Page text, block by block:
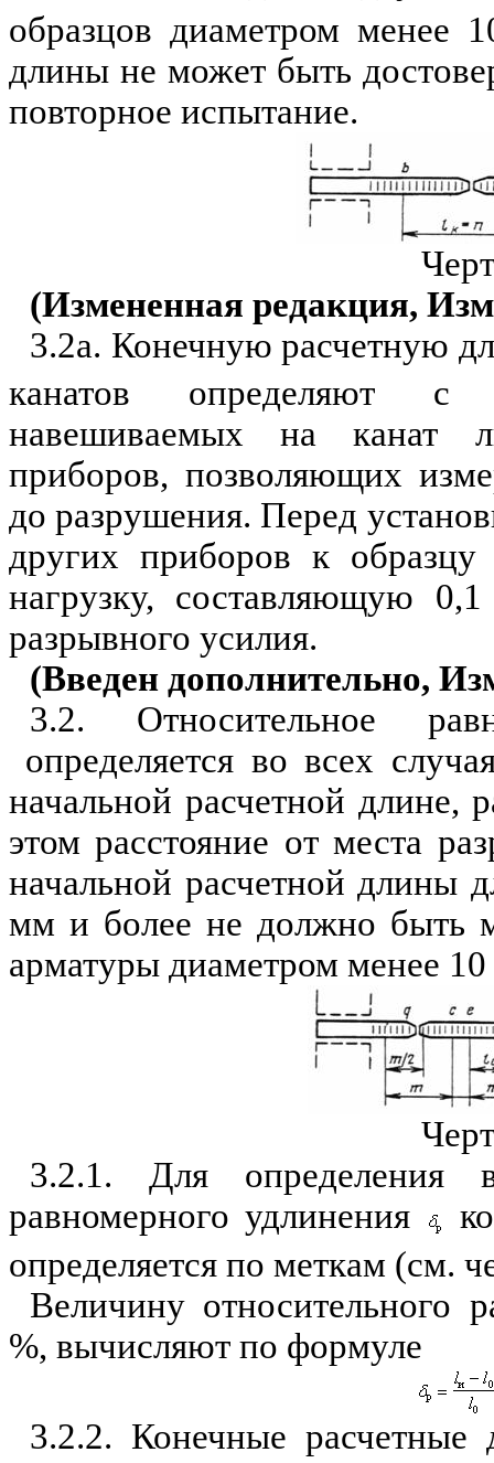
образцов диаметром менее
длины не может быть
повторное испытание.
(Измененная редакция,
3.2а. Конечную расчетную
канатов определяют с
навешиваемых на канат
приборов, позволяющих
до разрушения. Перед
других приборов к
нагрузку, составляющую
разрывного усилия.
(Введен дополнительно,
3.2. Относительное
определяется во всех
начальной расчетной
этом расстояние от места
начальной расчетной длины
мм и более не должно быть
арматуры диаметром менее
3.2.1. Для определения
равномерного удлинения
определяется по меткам (см.
Величину относительного
%, вычис­ляют по формуле
3.2.2. Конечные